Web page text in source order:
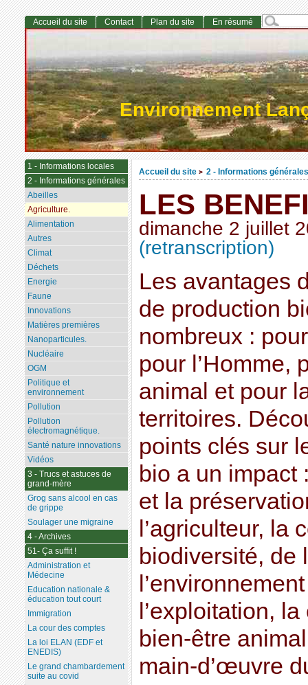
Environnement
Accueil du site > 2 - Informations générales
LES
dimanche 2 juillet
(retranscription)
Les avantages
de production
nombreux :
pour l’Homme,
animal et pour
territoires.
points clés sur
bio a un impact
et la
l’agriculteur, la
biodiversité, de
l’exploitation,
bien-être
main-d’œuvre
Accueil du site Contact Plan du site En résumé
1 - Informations locales
2 - Informations générales
Abeilles
Agriculture.
Alimentation
Autres
Climat
Déchets
Energie
Faune
Innovations
Matières premières
Nanoparticules.
Nucléaire
OGM
Politique et
environnement
Pollution
Pollution
électromagnétique.
Santé nature innovations
Vidéos
3 - Trucs et astuces de
grand-mère
Grog sans alcool en cas
de grippe
Soulager une migraine
4 - Archives
51- Ça suffit !
Administration et
Médecine
Education nationale &
éducation tout court
Immigration
La cour des comptes
La loi ELAN (EDF et
ENEDIS)
Le grand chambardement
suite au covid